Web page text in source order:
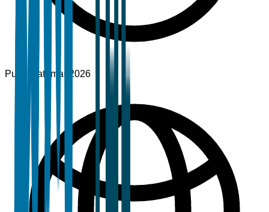
Pubblicato mar 2026